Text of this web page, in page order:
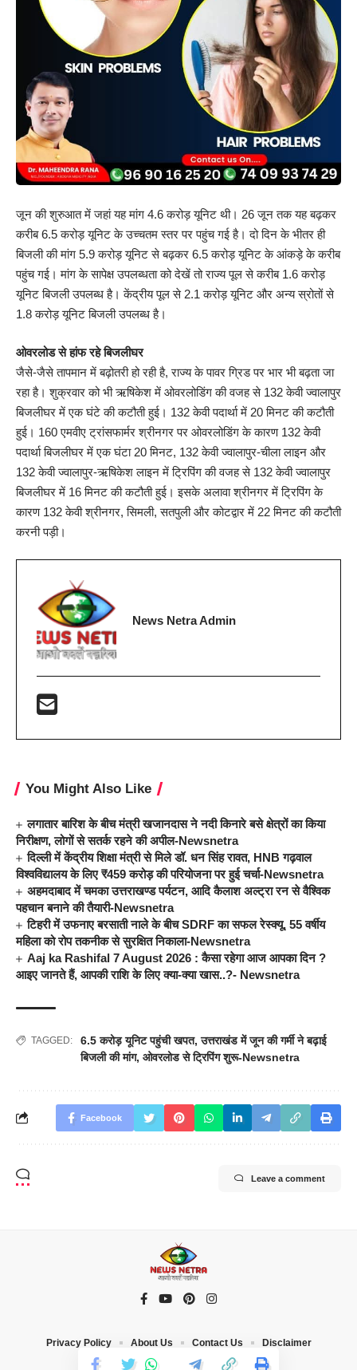
जून की शुरुआत में जहां यह मांग 4.6 करोड़ यूनिट थी। 26 जून तक यह बढ़कर
करीब 6.5 करोड़ यूनिट के उच्चतम स्तर पर पहुंच गई है। दो दिन के भीतर ही
बिजली की मांग 5.9 करोड़ यूनिट से बढ़कर 6.5 करोड़ यूनिट के आंकड़े के करीब
पहुंच गई। मांग के सापेक्ष उपलब्धता को देखें तो राज्य पूल से करीब 1.6 करोड़
यूनिट बिजली उपलब्ध है। केंद्रीय पूल से 2.1 करोड़ यूनिट और अन्य स्रोतों से
1.8 करोड़ यूनिट बिजली उपलब्ध है।
ओवरलोड से हांफ रहे बिजलीघर
जैसे-जैसे तापमान में बढ़ोतरी हो रही है, राज्य के पावर ग्रिड पर भार भी बढ़ता जा
रहा है। शुक्रवार को भी ऋषिकेश में ओवरलोडिंग की वजह से 132 केवी ज्वालापुर
बिजलीघर में एक घंटे की कटौती हुई। 132 केवी पदार्था में 20 मिनट की कटौती
हुई। 160 एमवीए ट्रांसफार्मर श्रीनगर पर ओवरलोडिंग के कारण 132 केवी
पदार्था बिजलीघर में एक घंटा 20 मिनट, 132 केवी ज्वालापुर-चीला लाइन और
132 केवी ज्वालापुर-ऋषिकेश लाइन में ट्रिपिंग की वजह से 132 केवी ज्वालापुर
बिजलीघर में 16 मिनट की कटौती हुई। इसके अलावा श्रीनगर में ट्रिपिंग के
कारण 132 केवी श्रीनगर, सिमली, सतपुली और कोटद्वार में 22 मिनट की कटौती
करनी पड़ी।
News Netra Admin
You Might Also Like
लगातार बारिश के बीच मंत्री खजानदास ने नदी किनारे बसे क्षेत्रों का किया
निरीक्षण, लोगों से सतर्क रहने की अपील-Newsnetra
दिल्ली में केंद्रीय शिक्षा मंत्री से मिले डॉ. धन सिंह रावत, HNB गढ़वाल
विश्वविद्यालय के लिए ₹459 करोड़ की परियोजना पर हुई चर्चा-Newsnetra
अहमदाबाद में चमका उत्तराखण्ड पर्यटन, आदि कैलाश अल्ट्रा रन से वैश्विक
पहचान बनाने की तैयारी-Newsnetra
टिहरी में उफनाए बरसाती नाले के बीच SDRF का सफल रेस्क्यू, 55 वर्षीय
महिला को रोप तकनीक से सुरक्षित निकाला-Newsnetra
Aaj ka Rashifal 7 August 2026 : कैसा रहेगा आज आपका दिन ?
आइए जानते हैं, आपकी राशि के लिए क्या-क्या खास..?- Newsnetra
TAGGED: 6.5 करोड़ यूनिट पहुंची खपत,उत्तराखंड में जून की गर्मी ने बढ़ाई
बिजली की मांग, ओवरलोड से ट्रिपिंग शुरू-Newsnetra
Facebook
Leave a comment
Privacy Policy About Us Contact Us Disclaimer